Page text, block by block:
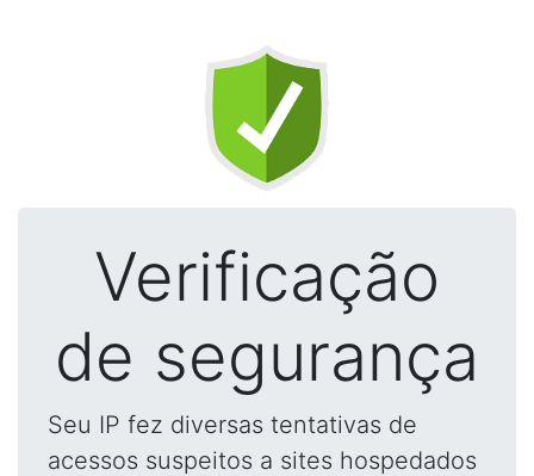
Verificação
de segurança
Seu IP fez diversas tentativas de
acessos suspeitos a sites hospedados